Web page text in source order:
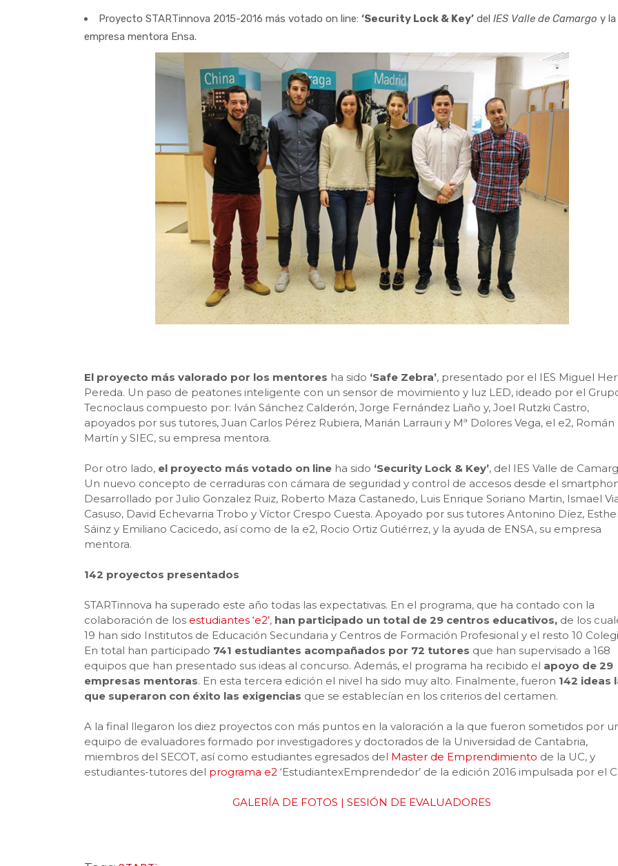
Proyecto STARTinnova 2015-2016 más votado on line: ‘Security Lock & Key’ del IES Valle de Camargo y la
empresa mentora Ensa.
El proyecto más valorado por los mentores ha sido ‘Safe Zebra’, presentado por el IES Miguel
Pereda. Un paso de peatones inteligente con un sensor de movimiento y luz LED, ideado por el
Tecnoclaus compuesto por: Iván Sánchez Calderón, Jorge Fernández Liaño y, Joel Rutzki Castro,
apoyados por sus tutores, Juan Carlos Pérez Rubiera, Marián Larrauri y Mª Dolores Vega, el e2, Román
Martín y SIEC, su empresa mentora.
Por otro lado, el proyecto más votado on line ha sido ‘Security Lock & Key’, del IES Valle de
Un nuevo concepto de cerraduras con cámara de seguridad y control de accesos desde el
Desarrollado por Julio Gonzalez Ruiz, Roberto Maza Castanedo, Luis Enrique Soriano Martin, Ismael
Casuso, David Echevarria Trobo y Víctor Crespo Cuesta. Apoyado por sus tutores Antonino Díez,
Sáinz y Emiliano Cacicedo, así como de la e2, Rocio Ortiz Gutiérrez, y la ayuda de ENSA, su empresa
mentora.
142 proyectos presentados
STARTinnova ha superado este año todas las expectativas. En el programa, que ha contado con la
colaboración de los estudiantes ‘e2’, han participado un total de 29 centros educativos, de los
19 han sido Institutos de Educación Secundaria y Centros de Formación Profesional y el resto 10
En total han participado 741 estudiantes acompañados por 72 tutores que han supervisado a 168
equipos que han presentado sus ideas al concurso. Además, el programa ha recibido el apoyo de 29
empresas mentoras. En esta tercera edición el nivel ha sido muy alto. Finalmente, fueron 142 ideas
que superaron con éxito las exigencias que se establecían en los criterios del certamen.
A la final llegaron los diez proyectos con más puntos en la valoración a la que fueron sometidos por
equipo de evaluadores formado por investigadores y doctorados de la Universidad de Cantabria,
miembros del SECOT, así como estudiantes egresados del Master de Emprendimiento de la UC, y
estudiantes-tutores del programa e2 ‘EstudiantexEmprendedor’ de la edición 2016 impulsada por el
GALERÍA DE FOTOS | SESIÓN DE EVALUADORES